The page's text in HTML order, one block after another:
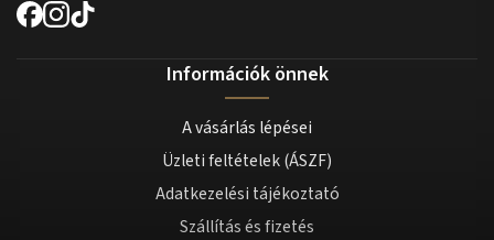
Információk önnek
A vásárlás lépései
Üzleti feltételek (ÁSZF)
Adatkezelési tájékoztató
Szállítás és fizetés